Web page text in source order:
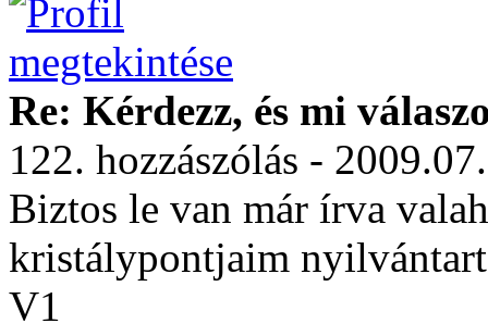
Re: Kérdezz, és mi
122. hozzászólás -
Biztos le van már írva
kristálypontjaim
V1